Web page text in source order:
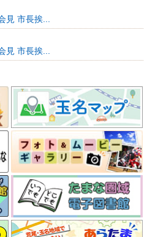
見 市長挨...
見 市長挨...